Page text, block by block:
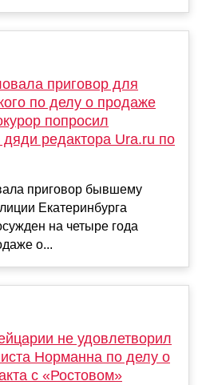
приговор для
по делу о продаже
попросил
редактора Ura.ru по
приговор бывшему
Екатеринбурга
на четыре года
о...
не удовлетворил
Норманна по делу о
с «Ростовом»